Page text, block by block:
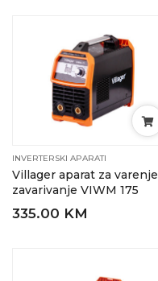
INVERTERSKI APARATI
Villager aparat za varenje
zavarivanje VIWM 175
335.00 KM